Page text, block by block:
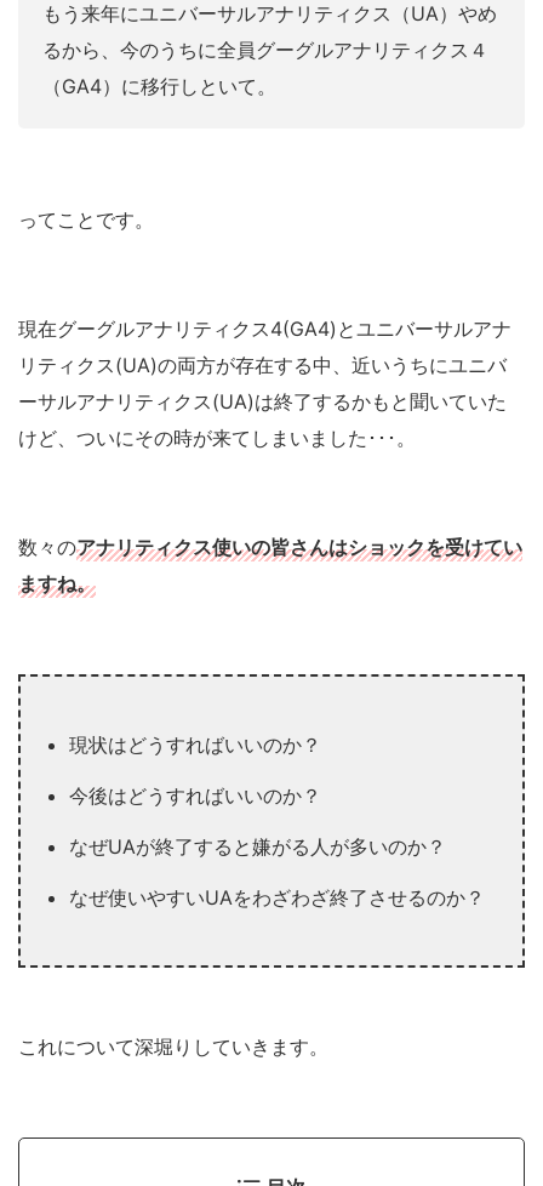
もう来年にユニバーサルアナリティクス（UA）やめ
るから、今のうちに全員グーグルアナリティクス４
（GA4）に移行しといて。
ってことです。
現在グーグルアナリティクス4(GA4)とユニバーサルアナ
リティクス(UA)の両方が存在する中、近いうちにユニバ
ーサルアナリティクス(UA)は終了するかもと聞いていた
けど、ついにその時が来てしまいました･･･。
数々のアナリティクス使いの皆さんはショックを受けてい
ますね。
現状はどうすればいいのか？
今後はどうすればいいのか？
なぜUAが終了すると嫌がる人が多いのか？
なぜ使いやすいUAをわざわざ終了させるのか？
これについて深堀りしていきます。